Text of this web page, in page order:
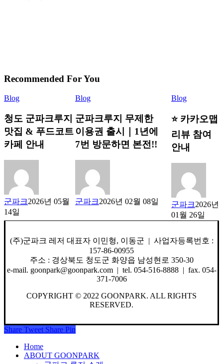
Recommended For You
Blog
청도 군파크루지
맛집 & 푸드코트
카페 안내
군파크2026년 05월
14일
Blog
군파크루지 무제한
이용권 출시｜1년에
7번 방문하면 본전!!
군파크2026년 02월 08일
Blog
⭐ 카카오맵
리뷰 참여
안내
군파크2026년
01월 26일
(주)군파크 레저 대표자 이민형, 이동군 | 사업자등록번호 :
157-86-00955
주소 : 경상북도 청도군 화양읍 남성현로 350-30
e-mail. goonpark@goonpark.com | tel. 054-516-8888 | fax. 054-
371-7006
COPYRIGHT © 2022 GOONPARK. ALL RIGHTS
RESERVED.
Share Tweet Share Pin
Close
Menu
Home
ABOUT GOONPARK